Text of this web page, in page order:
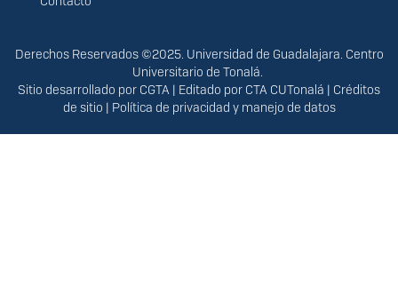
Derechos
Derechos Reservados ©2025. Universidad de Guadalajara. Centro
Universitario de Tonalá.
Sitio desarrollado por CGTA | Editado por CTA CUTonalá | Créditos
de sitio | Política de privacidad y manejo de datos